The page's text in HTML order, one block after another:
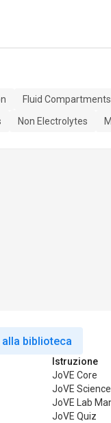
Fluid Compartments
Non Electrolytes
biblioteca
Istruzione
JoVE Core
JoVE
JoVE Lab
JoVE Quiz